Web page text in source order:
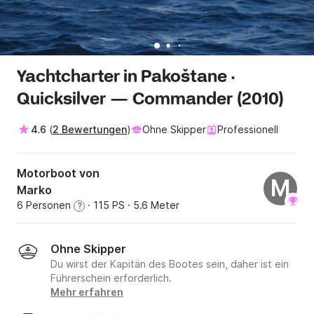
Yachtcharter in Pakoštane ·
Quicksilver — Commander (2010)
4.6 (2 Bewertungen) Ohne Skipper Professionell
Motorboot von
Marko
6 Personen ? · 115 PS · 5.6 Meter
M
Ohne Skipper
Du wirst der Kapitän des Bootes sein, daher ist ein
Führerschein erforderlich.
Mehr erfahren